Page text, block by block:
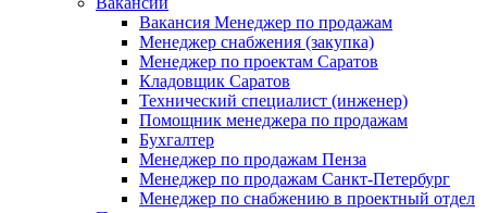
Вакансия Менеджер по продажам
Менеджер снабжения (закупка)
Менеджер по проектам Саратов
Кладовщик Саратов
Технический специалист (инженер)
Помощник менеджера по продажам
Бухгалтер
Менеджер по продажам Пенза
Менеджер по продажам Санкт-Петербург
Менеджер по снабжению в проектный отдел